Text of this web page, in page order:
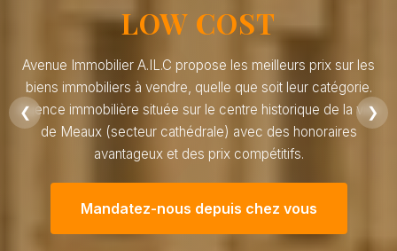
❮ ❯
LOW COST
Avenue Immobilier A.IL.C propose les meilleurs prix sur les
biens immobiliers à vendre, quelle que soit leur catégorie.
Agence immobilière située sur le centre historique de la ville
de Meaux (secteur cathédrale) avec des honoraires
avantageux et des prix compétitifs.
Mandatez-nous depuis chez vous